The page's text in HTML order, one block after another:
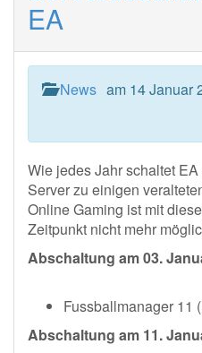
EA
News am 14 Januar
Wie jedes Jahr schaltet
Server zu einigen
Online Gaming ist mit
Zeitpunkt nicht mehr
Abschaltung am 03.
Fussballmanager 11
Abschaltung am 11.